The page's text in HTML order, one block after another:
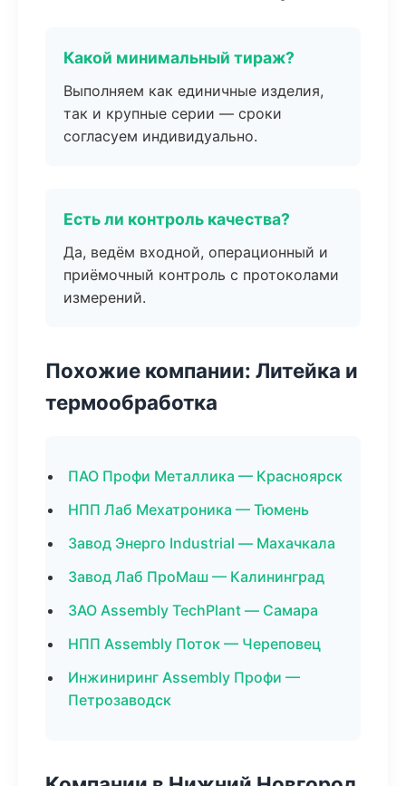
Какой минимальный тираж?
Выполняем как единичные изделия,
так и крупные серии — сроки
согласуем индивидуально.
Есть ли контроль качества?
Да, ведём входной, операционный и
приёмочный контроль с протоколами
измерений.
Похожие компании: Литейка и
термообработка
ПАО Профи Металлика — Красноярск
НПП Лаб Мехатроника — Тюмень
Завод Энерго Industrial — Махачкала
Завод Лаб ПроМаш — Калининград
ЗАО Assembly TechPlant — Самара
НПП Assembly Поток — Череповец
Инжиниринг Assembly Профи —
Петрозаводск